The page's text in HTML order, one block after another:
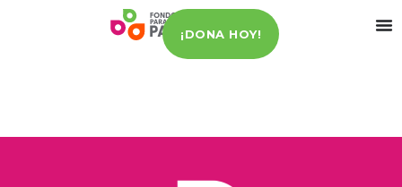
¡DONA HOY!
Acciones para proteger la fauna silvestre local,